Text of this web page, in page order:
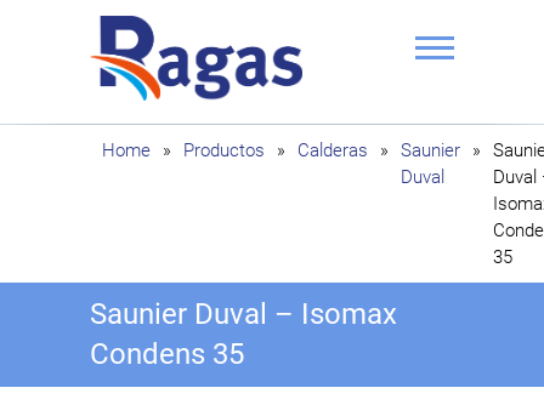
Ragas
Home » Productos » Calderas »
Saunier
Duval
»
Duval
35
Saunier Duval – Isomax
Condens 35